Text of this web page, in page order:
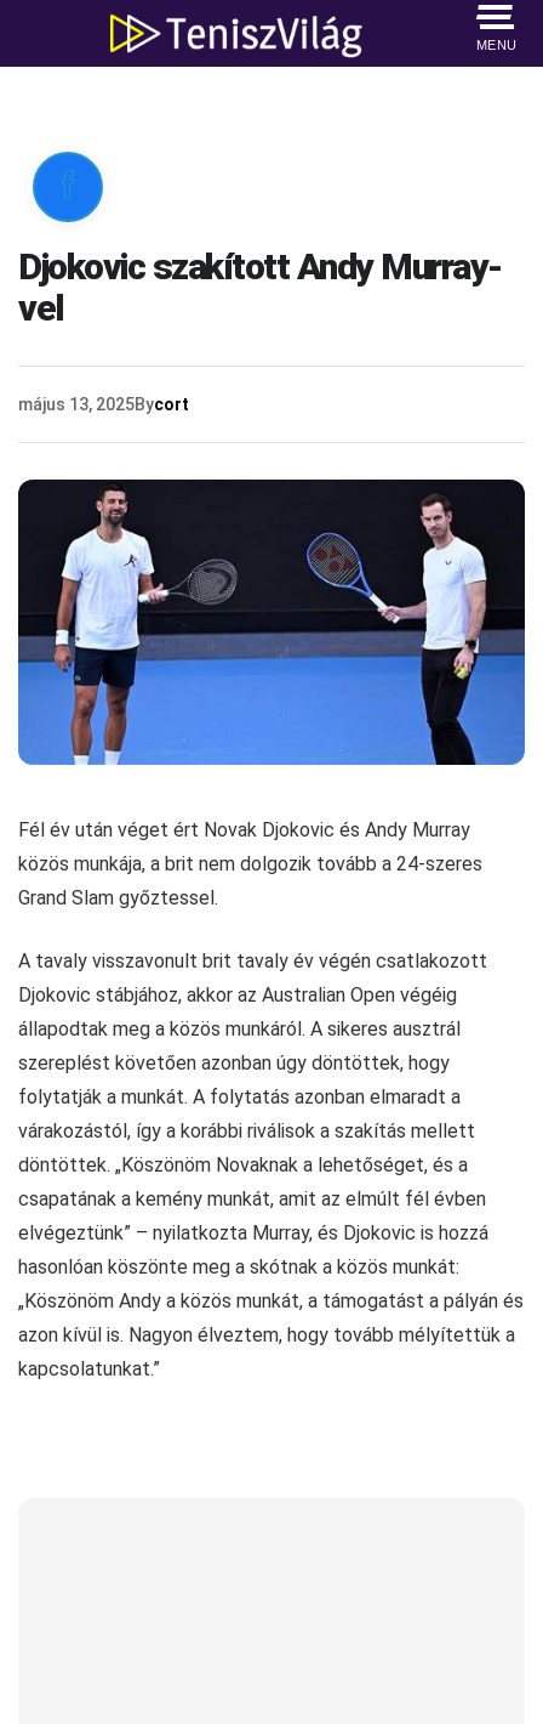
MENU

Djokovic szakított Andy Murray-
vel
május 13, 2025Bycort
Fél év után véget ért Novak Djokovic és Andy Murray
közös munkája, a brit nem dolgozik tovább a 24-szeres
Grand Slam győztessel.
A tavaly visszavonult brit tavaly év végén csatlakozott
Djokovic stábjához, akkor az Australian Open végéig
állapodtak meg a közös munkáról. A sikeres ausztrál
szereplést követően azonban úgy döntöttek, hogy
folytatják a munkát. A folytatás azonban elmaradt a
várakozástól, így a korábbi riválisok a szakítás mellett
döntöttek. „Köszönöm Novaknak a lehetőséget, és a
csapatának a kemény munkát, amit az elmúlt fél évben
elvégeztünk” – nyilatkozta Murray, és Djokovic is hozzá
hasonlóan köszönte meg a skótnak a közös munkát:
„Köszönöm Andy a közös munkát, a támogatást a pályán és
azon kívül is. Nagyon élveztem, hogy tovább mélyítettük a
kapcsolatunkat.”